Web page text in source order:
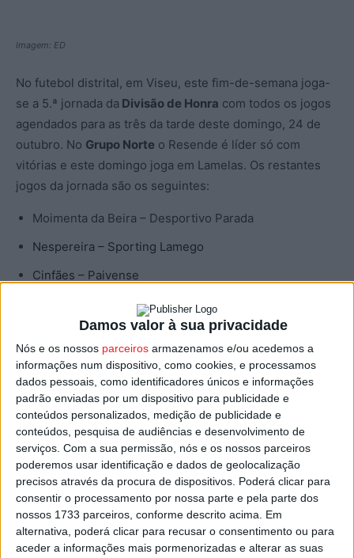
Damos valor à sua privacidade
Nós e os nossos parceiros armazenamos e/ou acedemos a
informações num dispositivo, como cookies, e processamos
dados pessoais, como identificadores únicos e informações
padrão enviadas por um dispositivo para publicidade e
conteúdos personalizados, medição de publicidade e
conteúdos, pesquisa de audiências e desenvolvimento de
serviços. Com a sua permissão, nós e os nossos parceiros
poderemos usar identificação e dados de geolocalização
precisos através da procura de dispositivos. Poderá clicar para
consentir o processamento por nossa parte e pela parte dos
nossos 1733 parceiros, conforme descrito acima. Em
alternativa, poderá clicar para recusar o consentimento ou para
aceder a informações mais pormenorizadas e alterar as suas
Imagem: ED
No futebol distrital, em Viseu, este fim-de-semana joga-
se a 5.ª jornada da Divisão de Honra com todos os jogos
agendados para as três da tarde deste domingo, 24 de
outubro. No Grupo Norte o Resende é líder só com
vitórias e este domingo joga em Lamelas. Os restantes
jogos da jornada são os seguintes:
Moimenta da Beira – Desportivo Parada
Nespereira – Sporting Lamego
Cinfães – Paivense
não há equipas 100% vitoriosas com a
liderança a ser partilhada entre Sátão e Oliveira de
Frades, ambos com 10 pontos. Este domingo jogam:
Lusitano de Vildemoinhos – Campia
Roriz – Sampedrense
Oliveira de Frades – Penalva do Castelo
Carvalhais – Sátão
NoGrupo Sulé o Mortágua quem segue isolado na
frente, só com vitórias e este domingo joga em Carregal